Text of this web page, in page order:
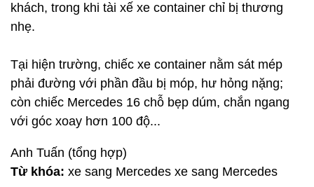
khách, trong khi tài xế xe container chỉ bị thương
nhẹ.
Tại hiện trường, chiếc xe container nằm sát mép
phải đường với phần đầu bị móp, hư hỏng nặng;
còn chiếc Mercedes 16 chỗ bẹp dúm, chắn ngang
với góc xoay hơn 100 độ...
Anh Tuấn (tổng hợp)
Từ khóa: xe sang Mercedes xe sang Mercedes